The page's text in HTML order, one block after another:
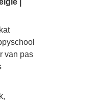
|
van pas